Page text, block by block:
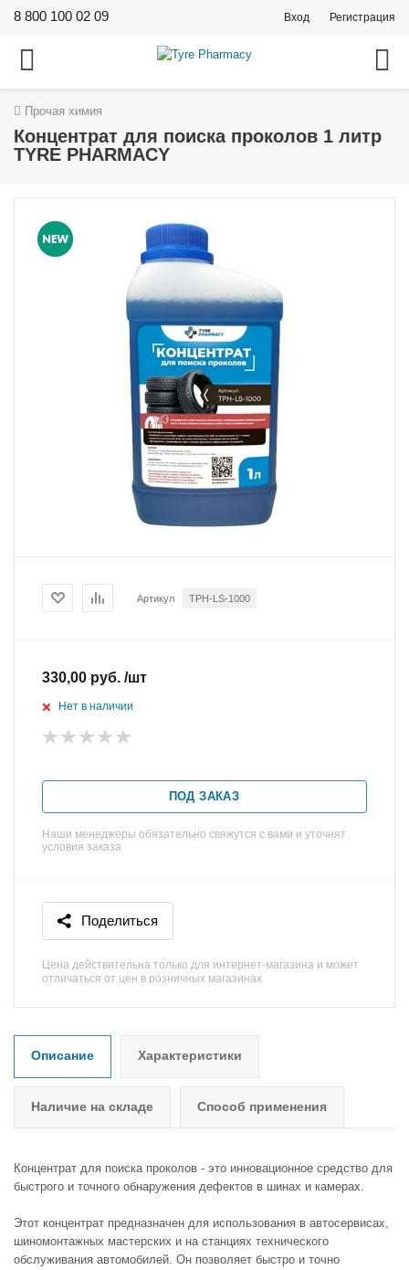
8 800 100 02 09 Вход Регистрация
Прочая химия
Концентрат для поиска проколов 1 литр
TYRE PHARMACY
Артикул TPH-LS-1000
330,00 руб. /шт
Нет в наличии
ПОД ЗАКАЗ
Наши менеджеры обязательно свяжутся с вами и уточнят
условия заказа
Поделиться
Цена действительна только для интернет-магазина и может
отличаться от цен в розничных магазинах
Описание Характеристики
Наличие на складе Способ применения
Концентрат для поиска проколов - это инновационное средство для
быстрого и точного обнаружения дефектов в шинах и камерах.
Этот концентрат предназначен для использования в автосервисах,
шиномонтажных мастерских и на станциях технического
обслуживания автомобилей. Он позволяет быстро и точно